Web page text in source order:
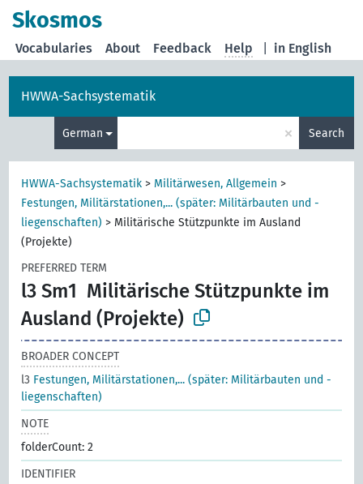
Skosmos
in English
Vocabularies About Feedback Help
HWWA-Sachsystematik
German × Search
HWWA-Sachsystematik > Militärwesen, Allgemein >
Festungen, Militärstationen,... (später: Militärbauten und -
liegenschaften) > Militärische Stützpunkte im Ausland
(Projekte)
PREFERRED TERM
l3 Sm1 Militärische Stützpunkte im
Ausland (Projekte)
BROADER CONCEPT
l3 Festungen, Militärstationen,... (später: Militärbauten und -
liegenschaften)
NOTE
folderCount: 2
IDENTIFIER